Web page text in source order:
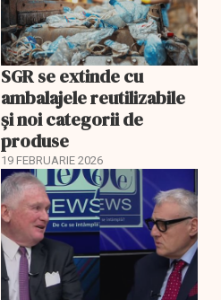
SGR se extinde cu
ambalajele reutilizabile
și noi categorii de
produse
19 FEBRUARIE 2026
EXCLUSIV